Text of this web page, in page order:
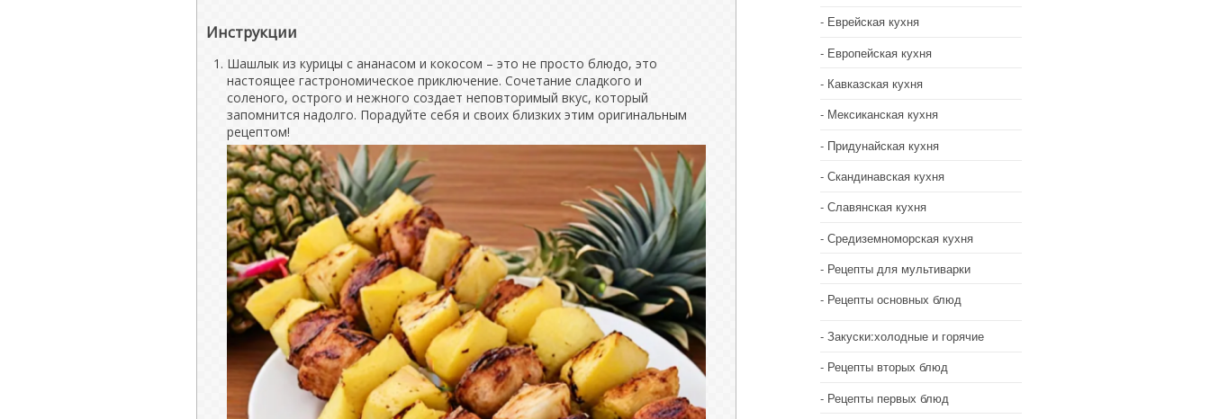
Инструкции
Шашлык из курицы с ананасом и кокосом – это не просто блюдо, это
настоящее гастрономическое приключение. Сочетание сладкого и
соленого, острого и нежного создает неповторимый вкус, который
запомнится надолго. Порадуйте себя и своих близких этим оригинальным
рецептом!
Еврейская кухня
Европейская кухня
Кавказская кухня
Мексиканская кухня
Придунайская кухня
Скандинавская кухня
Славянская кухня
Средиземноморская кухня
Рецепты для мультиварки
Рецепты основных блюд
Закуски:холодные и горячие
Рецепты вторых блюд
Рецепты первых блюд